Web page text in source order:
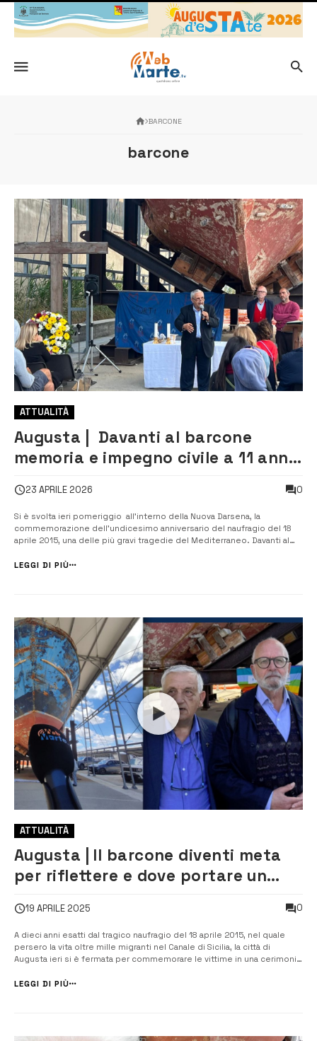
BARCONE
barcone
ATTUALITÀ
Augusta | Davanti al barcone
memoria e impegno civile a 11 anni
23 APRILE 2026 0
Si è svolta ieri pomeriggio all’interno della Nuova Darsena, la
commemorazione dell’undicesimo anniversario del naufragio del 18
aprile 2015, una delle più gravi tragedie del Mediterraneo. Davanti al
collettiva, cittadini, associazioni e rappresentanti politici si sono
LEGGI DI PIÙ
ATTUALITÀ
Augusta | Il barcone diventi meta
per riflettere e dove portare un
19 APRILE 2025 0
A dieci anni esatti dal tragico naufragio del 18 aprile 2015, nel quale
persero la vita oltre mille migranti nel Canale di Sicilia, la città di
Augusta ieri si è fermata per commemorare le vittime in una cerimonia
svolto dinanzi al relitto del barcone […]
LEGGI DI PIÙ